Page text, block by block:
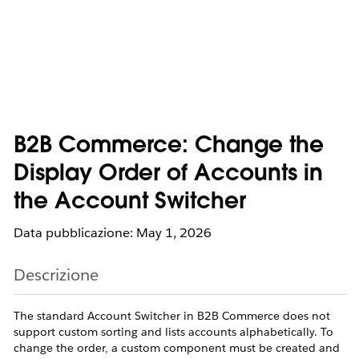
B2B Commerce: Change the
Display Order of Accounts in
the Account Switcher
Data pubblicazione: May 1, 2026
Descrizione
The standard Account Switcher in B2B Commerce does not
support custom sorting and lists accounts alphabetically. To
change the order, a custom component must be created and